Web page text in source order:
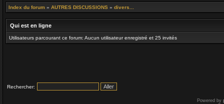
Index du forum » AUTRES DISCUSSIONS » divers...
Qui est en ligne
Utilisateurs parcourant ce forum: Aucun utilisateur enregistré et 25 invités
Rechercher:
Powered by